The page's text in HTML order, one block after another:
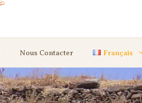
Nous Contacter Français